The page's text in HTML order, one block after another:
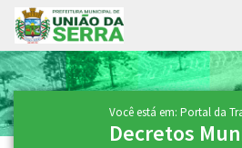
Ir para conteúdo principal
Conteúdo Principal
Você está em: Portal da
Decretos